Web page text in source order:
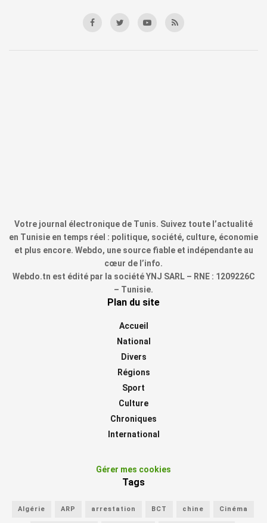
Votre journal électronique de Tunis. Suivez toute l’actualité
en Tunisie en temps réel : politique, société, culture, économie
et plus encore. Webdo, une source fiable et indépendante au
cœur de l’info.
Webdo.tn est édité par la société YNJ SARL – RNE : 1209226C
– Tunisie.
Plan du site
Accueil
National
Divers
Régions
Sport
Culture
Chroniques
International
Gérer mes cookies
Tags
Algérie ARP arrestation BCT chine Cinéma